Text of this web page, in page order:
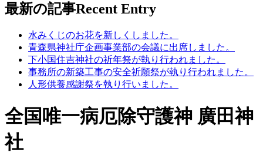
最新の記事Recent Entry
水みくじのお花を新しくしました。
青森県神社庁企画事業部の会議に出席しました。
下小国住吉神社の祈年祭が執り行われました。
事務所の新築工事の安全祈願祭が執り行われました。
人形供養感謝祭を執り行いました。
全国唯一病厄除守護神 廣田神
社